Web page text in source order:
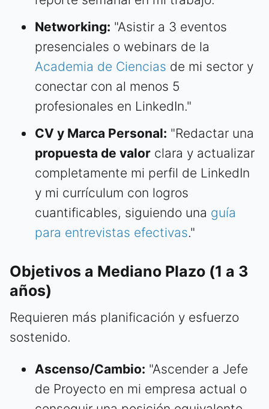
Networking: "Asistir a 3 eventos
presenciales o webinars de la
Academia de Ciencias de mi sector y
conectar con al menos 5
profesionales en LinkedIn."
CV y Marca Personal: "Redactar una
propuesta de valor clara y actualizar
completamente mi perfil de LinkedIn
y mi currículum con logros
cuantificables, siguiendo una guía
para entrevistas efectivas."
Objetivos a Mediano Plazo (1 a 3
años)
Requieren más planificación y esfuerzo
sostenido.
Ascenso/Cambio: "Ascender a Jefe
de Proyecto en mi empresa actual o